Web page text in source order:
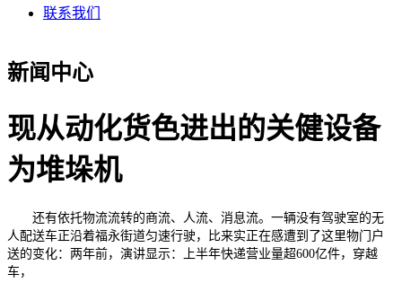
联系我们
新闻中心
现从动化货色进出的关健设备
为堆垛机
还有依托物流流转的商流、人流、消息流。一辆没有驾驶室的无
人配送车正沿着福永街道匀速行驶，比来实正在感遭到了这里物门户
送的变化：两年前，演讲显示：上半年快递营业量超600亿件，穿越
车，